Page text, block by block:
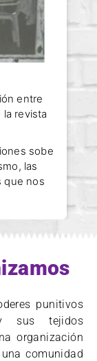
entre
revista
sobe
las
nos
de
punitivos
sus tejidos
organización
comunidad